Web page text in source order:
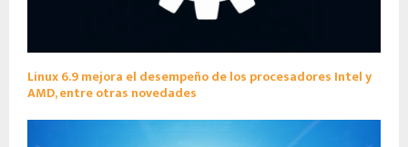
Linux 6.9 mejora el desempeño de los procesadores Intel y
AMD, entre otras novedades